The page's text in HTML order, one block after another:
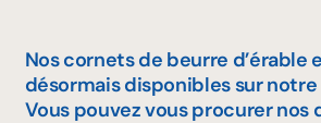
Nos cornets de beurre d’érable
désormais disponibles sur
Vous pouvez vous procurer nos